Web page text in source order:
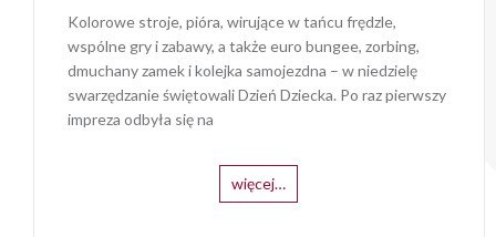
Kolorowe stroje, pióra, wirujące w tańcu frędzle,
wspólne gry i zabawy, a także euro bungee, zorbing,
dmuchany zamek i kolejka samojezdna – w niedzielę
swarzędzanie świętowali Dzień Dziecka. Po raz pierwszy
impreza odbyła się na
więcej…